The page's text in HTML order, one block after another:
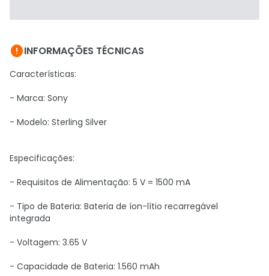
INFORMAÇÕES TÉCNICAS
Características:
- Marca: Sony
- Modelo: Sterling Silver
Especificações:
- Requisitos de Alimentação: 5 V = 1500 mA
- Tipo de Bateria: Bateria de íon-lítio recarregável
integrada
- Voltagem: 3.65 V
- Capacidade de Bateria: 1.560 mAh